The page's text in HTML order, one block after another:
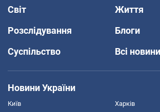
Світ
Життя
Розслідування
Блоги
Суспільство
Всі новини
Новини України
Київ Харків